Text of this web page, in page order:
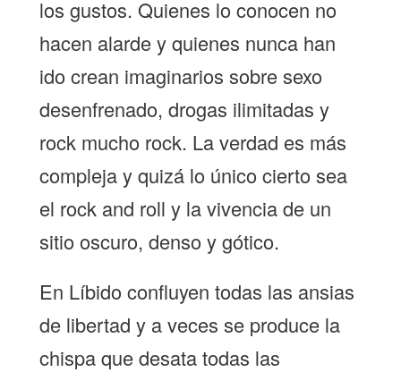
los gustos. Quienes lo conocen no
hacen alarde y quienes nunca han
ido crean imaginarios sobre sexo
desenfrenado, drogas ilimitadas y
rock mucho rock. La verdad es más
compleja y quizá lo único cierto sea
el rock and roll y la vivencia de un
sitio oscuro, denso y gótico.
En Líbido confluyen todas las ansias
de libertad y a veces se produce la
chispa que desata todas las